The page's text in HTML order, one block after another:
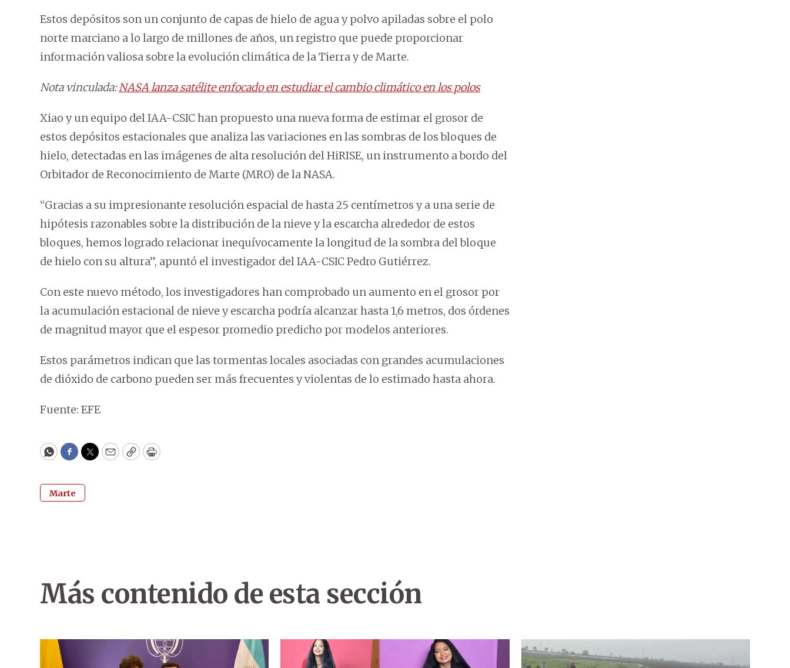
Estos depósitos son un conjunto de capas de hielo de agua y polvo apiladas sobre el polo
norte marciano a lo largo de millones de años, un registro que puede proporcionar
información valiosa sobre la evolución climática de la Tierra y de Marte.
Nota vinculada:NASA lanza satélite enfocado en estudiar el cambio climático en los polos
Xiao y un equipo del IAA-CSIC han propuesto una nueva forma de estimar el grosor de
estos depósitos estacionales que analiza las variaciones en las sombras de los bloques de
hielo, detectadas en las imágenes de alta resolución del HiRISE, un instrumento a bordo del
Orbitador de Reconocimiento de Marte (MRO) de la NASA.
“Gracias a su impresionante resolución espacial de hasta 25 centímetros y a una serie de
hipótesis razonables sobre la distribución de la nieve y la escarcha alrededor de estos
bloques, hemos logrado relacionar inequívocamente la longitud de la sombra del bloque
de hielo con su altura”, apuntó el investigador del IAA-CSIC Pedro Gutiérrez.
Con este nuevo método, los investigadores han comprobado un aumento en el grosor por
la acumulación estacional de nieve y escarcha podría alcanzar hasta 1,6 metros, dos órdenes
de magnitud mayor que el espesor promedio predicho por modelos anteriores.
Estos parámetros indican que las tormentas locales asociadas con grandes acumulaciones
de dióxido de carbono pueden ser más frecuentes y violentas de lo estimado hasta ahora.
Fuente: EFE
WhatsApp
Facebook
Twitter
EmailCopyPrint
Marte
Más contenido de esta sección